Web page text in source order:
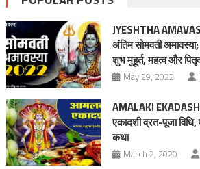
JYESHTHA
अंतिम सोमवती
शुभ मुहूर्त, महत्व और
May 29, 2022
AMALAKI
एकादशी व्रत-पूजा
कथा
March 2, 2020